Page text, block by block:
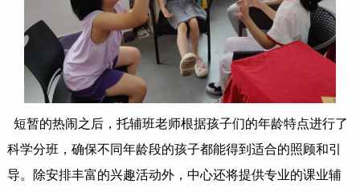
短暂的热闹之后，托辅班老师根据孩子们的年龄特点进行了
科学分班，确保不同年龄段的孩子都能得到适合的照顾和引
导。除安排丰富的兴趣活动外，中心还将提供专业的课业辅